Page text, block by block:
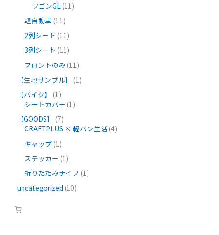
ワゴンGL 11
軽自動車 11
2列シート 11
3列シート 11
フロントのみ 11
【生地サンプル】
1
【バイク】
1
シートカバー 1
【GOODS】
7
CRAFTPLUS × 軽バン生活 4
キャップ 1
ステッカー 1
折りたたみナイフ 1
uncategorized 10